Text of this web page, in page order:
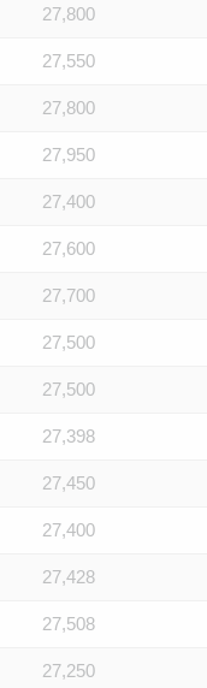
27,800
27,550
27,800
27,950
27,400
27,600
27,700
27,500
27,500
27,398
27,450
27,400
27,428
27,508
27,250